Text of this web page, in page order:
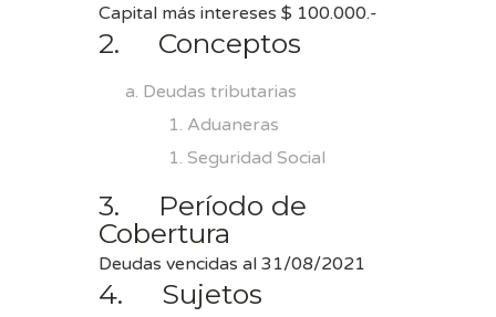
Capital más intereses $ 100.000.-
2. Conceptos
Deudas tributarias
Aduaneras
Seguridad Social
3. Período de
Cobertura
Deudas vencidas al 31/08/2021
4. Sujetos